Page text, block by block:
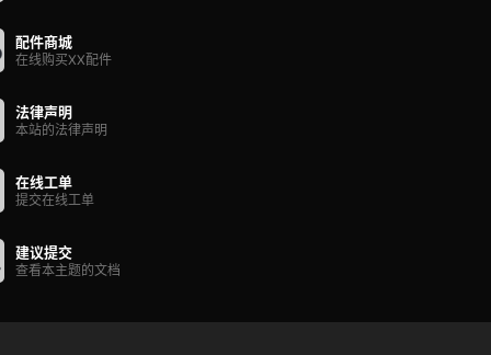
配件商城
在线购买XX配件
法律声明
本站的法律声明
在线工单
提交在线工单
建议提交
查看本主题的文档